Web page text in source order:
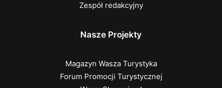
Zespół redakcyjny
Nasze Projekty
Magazyn Wasza Turystyka
Forum Promocji Turystycznej